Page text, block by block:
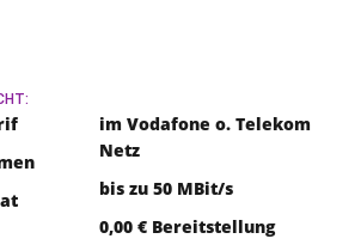
im Vodafone o. Telekom
Netz
bis zu 50 MBit/s
0,00 € Bereitstellung